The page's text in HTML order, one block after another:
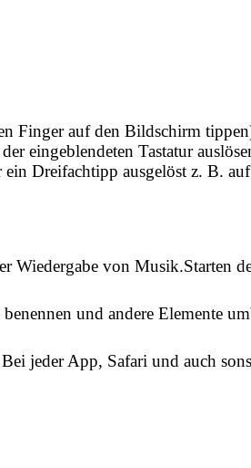
Finger auf den Bildschirm
eingeblendeten Tastatur
Dreifachtipp ausgelöst z. B.
Wiedergabe von Musik.Starten
und andere Elemente
jeder App, Safari und auch